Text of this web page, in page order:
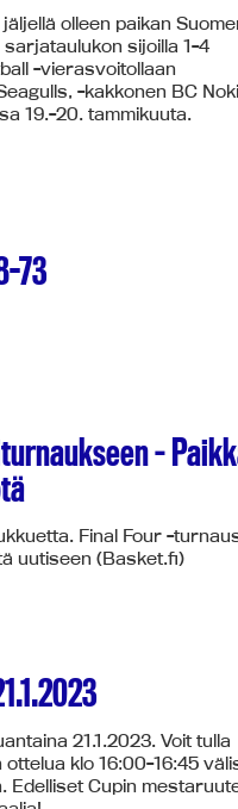
olleen paikan
sijoilla 1-4
-vierasvoitollaan
-kakkonen BC
19.-20. tammikuuta.
73
–
Final Four -
uutiseen (Basket.fi)
21.1.2023. Voit tulla
klo 16:00-16:45
Edelliset Cupin